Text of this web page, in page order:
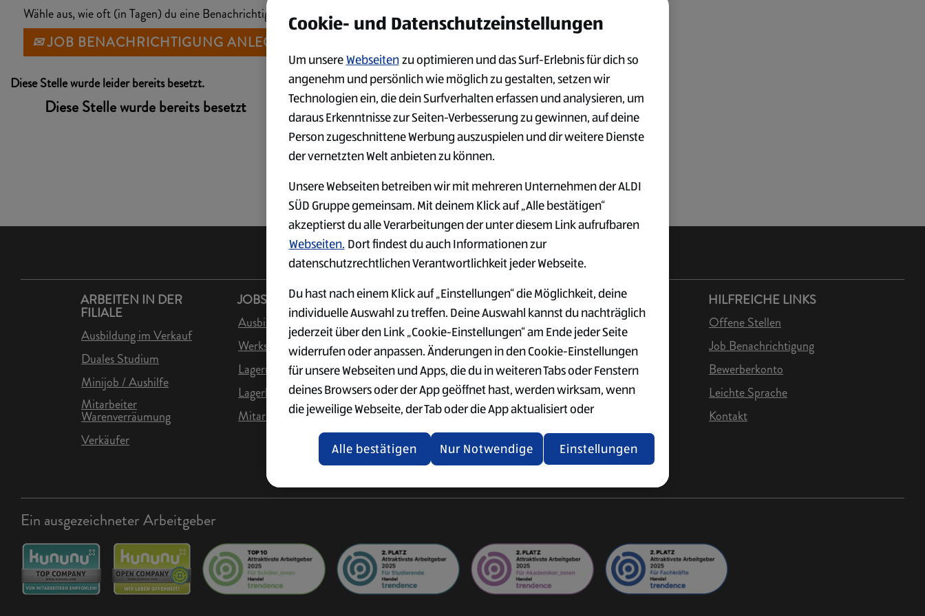
Wähle aus, wie oft (in Tagen) du eine Benachrichtigung erhalten möchtest:
JOB BENACHRICHTIGUNG ANLEGEN
Diese Stelle wurde leider bereits besetzt.
Diese Stelle wurde bereits besetzt
ARBEITEN IN DER
FILIALE
Ausbildung im Verkauf
Duales Studium
Minijob / Aushilfe
Mitarbeiter
Warenverräumung
Verkäufer
JOBS IM LAGER
Ausbildung in der Logistik
Werkstudent Logistik
Lagermitarbeiter
Lagerhelfer
Mitarbeiter Logistik
JOBS IN DER
VERWALTUNG
Ausbildung im Büro
Einkauf & Qualitätswesen
Supply Chain Management
IT
Einstiegsmöglichkeiten
ARBEITGEBER ALDI
SÜD
Vorteile
Gehalt
Standorte
Bewerbung
Internationale Karriere
HILFREICHE LINKS
Offene Stellen
Job Benachrichtigung
Bewerberkonto
Leichte Sprache
Kontakt
Ein ausgezeichneter Arbeitgeber
Cookie- und Datenschutzeinstellungen
Um unsereWebseitenzu optimieren und das Surf-Erlebnis für dich so
angenehm und persönlich wie möglich zu gestalten, setzen wir
Technologien ein, die dein Surfverhalten erfassen und analysieren, um
daraus Erkenntnisse zur Seiten-Verbesserung zu gewinnen, auf deine
Person zugeschnittene Werbung auszuspielen und dir weitere Dienste
der vernetzten Welt anbieten zu können.
Unsere Webseiten betreiben wir mit mehreren Unternehmen der ALDI
SÜD Gruppe gemeinsam. Mit deinem Klick auf „Alle bestätigen“
akzeptierst du alle Verarbeitungen der unter diesem Link aufrufbaren
Webseiten. Dort findest du auch Informationen zur
datenschutzrechtlichen Verantwortlichkeit jeder Webseite.
Du hast nach einem Klick auf „Einstellungen“ die Möglichkeit, deine
individuelle Auswahl zu treffen. Deine Auswahl kannst du nachträglich
jederzeit über den Link „Cookie-Einstellungen“ am Ende jeder Seite
widerrufen oder anpassen. Änderungen in den Cookie-Einstellungen
für unsere Webseiten und Apps, die du in weiteren Tabs oder Fenstern
deines Browsers oder der App geöffnet hast, werden wirksam, wenn
die jeweilige Webseite, der Tab oder die App aktualisiert oder
geschlossen und anschließend wieder geöffnet werden.
Weitere Informationen stellen wir dir in unserer Datenschutzerklärung
Einstellungen
Nur Notwendige
Alle bestätigen